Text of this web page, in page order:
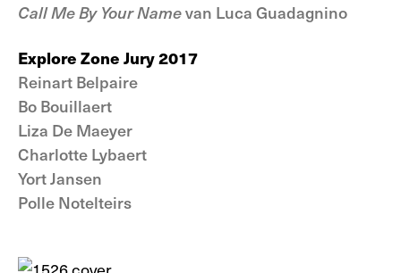
Call Me By Your Namevan Luca Guadagnino
Explore Zone Jury 2017
Reinart Belpaire
Bo Bouillaert
Liza De Maeyer
Charlotte Lybaert
Yort Jansen
Polle Notelteirs